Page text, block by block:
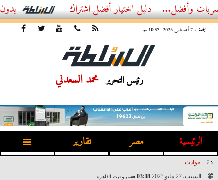
أفضل اشتراك IPTV بدون تقطيع 2026 – دليل المشاهد العصري
الجمعة ، 7 أغسطس 2026 10:37 صـ
رئيس التحرير محمد السعدني
الرئيسية مصر تقارير
حوادث
السبت، 27 مايو 2023
03:08 صـ بتوقيت القاهرة